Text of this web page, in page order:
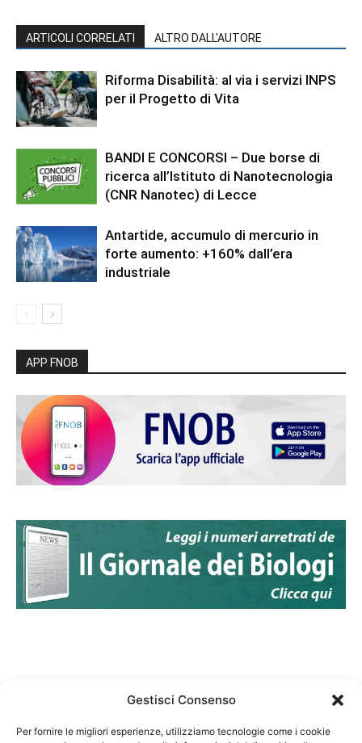
Gestisci Consenso
Per fornire le migliori esperienze, utilizziamo tecnologie come i cookie
ARTICOLI CORRELATI ALTRO DALL'AUTORE
Riforma Disabilità: al via i servizi INPS
per il Progetto di Vita
BANDI E CONCORSI – Due borse di
ricerca all’Istituto di Nanotecnologia
(CNR Nanotec) di Lecce
Antartide, accumulo di mercurio in
forte aumento: +160% dall’era
industriale
APP FNOB